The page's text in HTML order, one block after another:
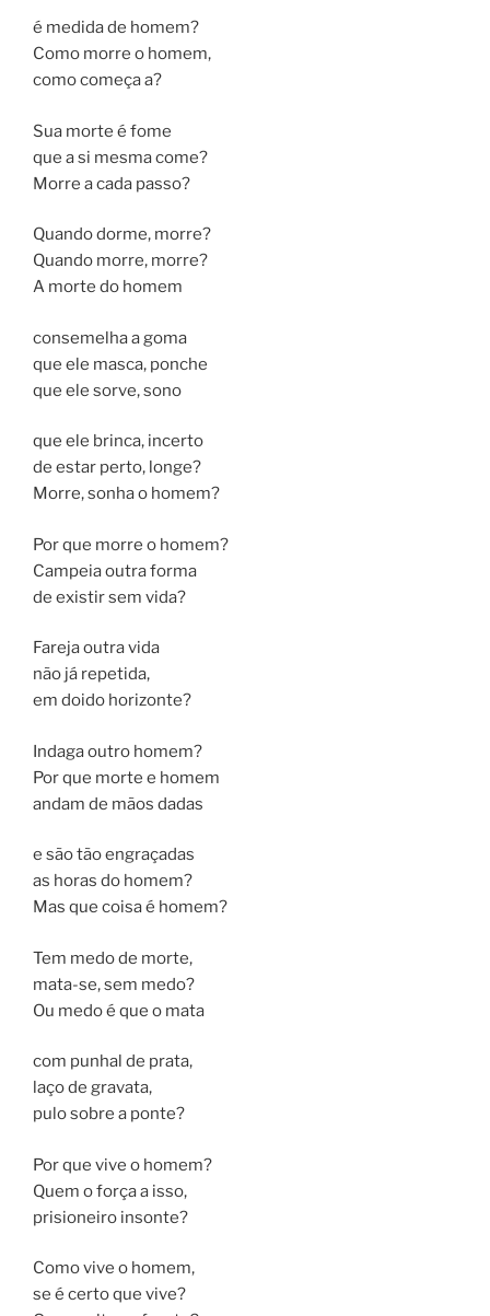
é medida de homem?
Como morre o homem,
como começa a?
Sua morte é fome
que a si mesma come?
Morre a cada passo?
Quando dorme, morre?
Quando morre, morre?
A morte do homem
consemelha a goma
que ele masca, ponche
que ele sorve, sono
que ele brinca, incerto
de estar perto, longe?
Morre, sonha o homem?
Por que morre o homem?
Campeia outra forma
de existir sem vida?
Fareja outra vida
não já repetida,
em doido horizonte?
Indaga outro homem?
Por que morte e homem
andam de mãos dadas
e são tão engraçadas
as horas do homem?
Mas que coisa é homem?
Tem medo de morte,
mata-se, sem medo?
Ou medo é que o mata
com punhal de prata,
laço de gravata,
pulo sobre a ponte?
Por que vive o homem?
Quem o força a isso,
prisioneiro insonte?
Como vive o homem,
se é certo que vive?